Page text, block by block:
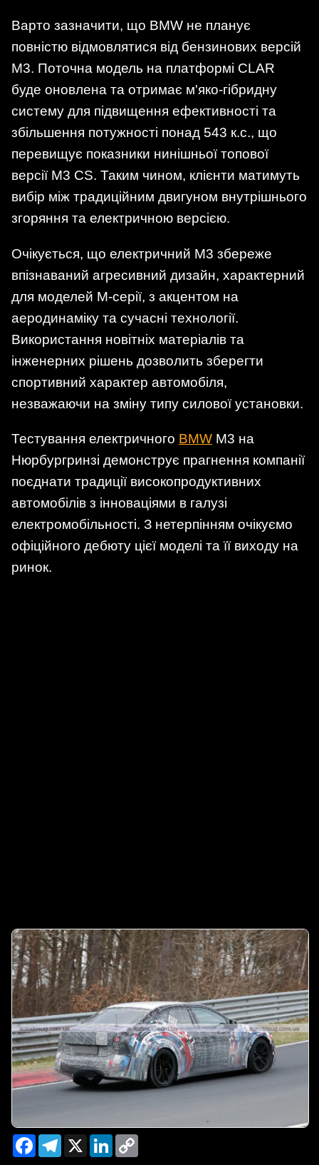
Варто зазначити, що BMW не планує
повністю відмовлятися від бензинових версій
M3. Поточна модель на платформі CLAR
буде оновлена та отримає м'яко-гібридну
систему для підвищення ефективності та
збільшення потужності понад 543 к.с., що
перевищує показники нинішньої топової
версії M3 CS. Таким чином, клієнти матимуть
вибір між традиційним двигуном внутрішнього
згоряння та електричною версією.
Очікується, що електричний M3 збереже
впізнаваний агресивний дизайн, характерний
для моделей M-серії, з акцентом на
аеродинаміку та сучасні технології.
Використання новітніх матеріалів та
інженерних рішень дозволить зберегти
спортивний характер автомобіля,
незважаючи на зміну типу силової установки.
Тестування електричного BMW M3 на
Нюрбургринзі демонструє прагнення компанії
поєднати традиції високопродуктивних
автомобілів з інноваціями в галузі
електромобільності. З нетерпінням очікуємо
офіційного дебюту цієї моделі та її виходу на
ринок.
FacebookTelegram
X LinkedIn